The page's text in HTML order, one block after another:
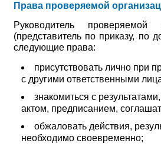
Права проверяемой
Руководитель проверяемой
(представитель по приказу, по
следующие права:
присутствовать лично при
с другими ответственными
знакомиться с
актом, предписанием,
обжаловать действия,
необходимо своевременно;